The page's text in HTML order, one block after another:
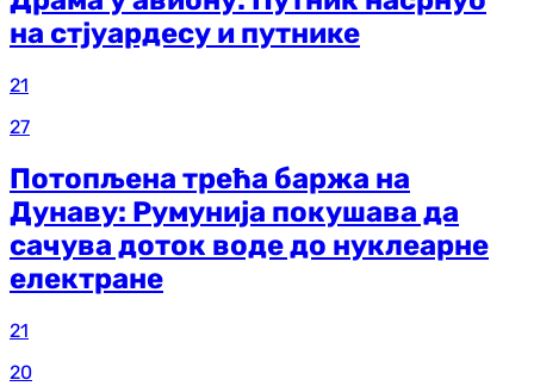
на стјуардесу и путнике
21
27
Потопљена трећа баржа на
Дунаву: Румунија покушава да
сачува доток воде до нуклеарне
електране
21
20